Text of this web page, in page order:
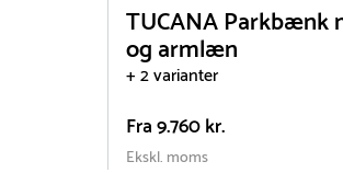
TUCANA Parkbænk
og armlæn
+ 2 varianter
Fra9.760 kr.
Ekskl. moms